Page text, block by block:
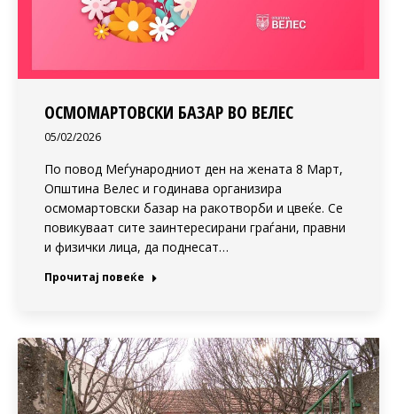
ОСМОМАРТОВСКИ БАЗАР ВО ВЕЛЕС
05/02/2026
По повод Меѓународниот ден на жената 8 Март,
Општина Велес и годинава организира
осмомартовски базар на ракотворби и цвеќе. Се
повикуваат сите заинтересирани граѓани, правни
и физички лица, да поднесат…
Прочитај повеќе